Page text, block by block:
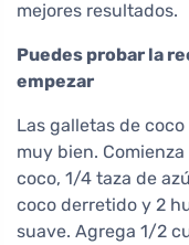
mejores resultados.
Puedes probar la
empezar
Las galletas de
muy bien.
coco, 1/4 taza de
coco derretido y 2
suave. Agrega 1/2